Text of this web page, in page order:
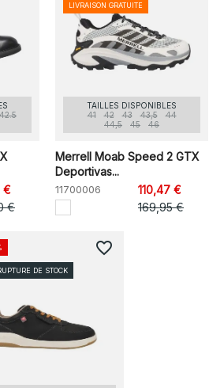
42.5
€
€
TAILLES DISPONIBLES
41
42 43 43,5
44
44,5
45 46
Merrell Moab Speed 2 GTX
Deportivas...
11700006
110,47 €
169,95 €
LIVRAISON GRATUITE
DE STOCK
favorite_border